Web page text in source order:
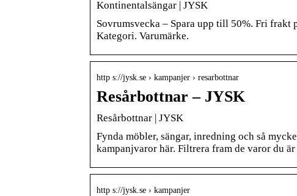
Kontinentalsängar | JYSK
Sovrumsvecka – Spara upp till 50%. Fri frakt
Kategori. Varumärke.
http s://jysk.se › kampanjer › resarbottnar
Resårbottnar – JYSK
Resårbottnar | JYSK
Fynda möbler, sängar, inredning och så
kampanjvaror här. Filtrera fram de varor du
http s://jysk.se › kampanjer